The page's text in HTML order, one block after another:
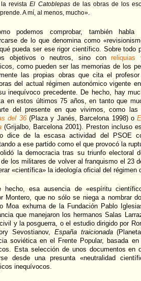
la revistaEl Catoblepasde las obras de los
A mí, al menos, mucho».
podemos comprobar, también
de lo que denomina como
pueda ser ese rigor científico. Sobre todo
objetivos o neutros, sino conreliquias
como pueden ser las memorias de los
las propias obras que cita el
del actual régimen autonómico vigente
inequívoco precedente. De hecho, hay
en estos últimos 75 años, en tanto que
del presente en que vivimos, como
del 36(Plaza y Janés, Barcelona 1998) o
(Grijalbo, Barcelona 2001). Preston incluso
dice de la escasa actividad del PSOE
a ese partido como el que provocó la
la democracia tras su triunfo electoral
los militares de volver al franquismo el 23
«científica» la ideología oficial del régimen
hecho, esa ausencia de «espíritu
Montero, que no sólo se niega a nombrar
Moa exhuma de la Fundación Pablo
que manejaron los hermanos Salas
y la posguerra, o el estudio dirigido por
Sevostianov, España traicionada
soviética en el Frente Popular, basada
Esta selección de unos documentos en
desde una presunta «neutralidad
inequívocos.